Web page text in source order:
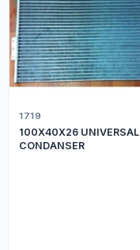
1719
100X40X26 UNIVERSAL
CONDANSER